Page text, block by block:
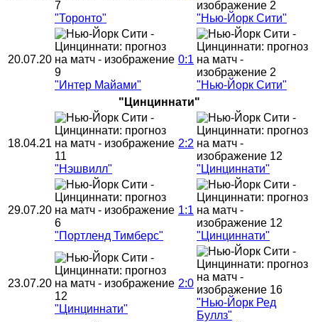
"Торонто" "Нью-Йорк Сити"
20.07.20
"Интер Майами"
0:1
"Нью-Йорк Сити"
"Цинциннати"
18.04.21
"Нэшвилл"
2:2
"Цинциннати"
29.07.20
"Портленд Тимберс"
1:1
"Цинциннати"
23.07.20
"Цинциннати"
2:0
"Нью-Йорк Ред
Буллз"